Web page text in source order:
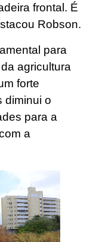
frontal. É
Robson.
para
agricultura
forte
diminui o
para a
a